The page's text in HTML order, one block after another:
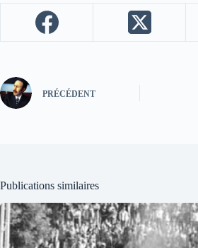
PRÉCÉDENT
Publications similaires